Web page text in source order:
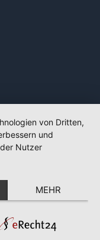
von Dritten,
und
Nutzer
MEHR